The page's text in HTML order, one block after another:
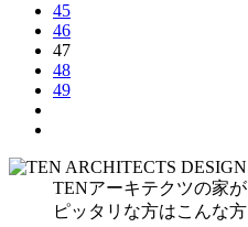
45
46
47
48
49
TENアーキテクツの家が
ピッタリな方はこんな方